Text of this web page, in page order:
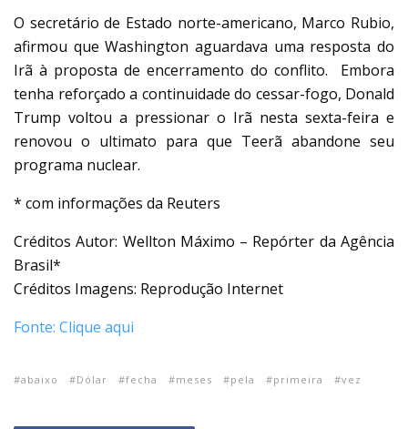
O secretário de Estado norte-americano, Marco Rubio,
afirmou que Washington aguardava uma resposta do
Irã à proposta de encerramento do conflito. Embora
tenha reforçado a continuidade do cessar-fogo, Donald
Trump voltou a pressionar o Irã nesta sexta-feira e
renovou o ultimato para que Teerã abandone seu
programa nuclear.
* com informações da Reuters
Créditos Autor: Wellton Máximo – Repórter da Agência
Brasil*
Créditos Imagens: Reprodução Internet
Fonte: Clique aqui
abaixo Dólar fecha meses pela primeira vez